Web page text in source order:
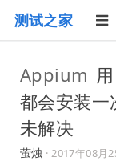
测试之家
Appium
都会安装
未解决
萤烛 ·2017年08月